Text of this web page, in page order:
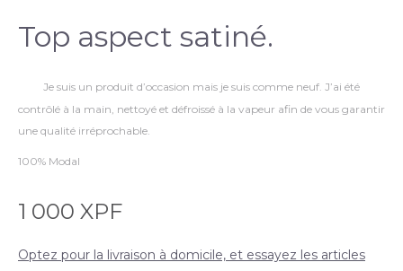
Top aspect satiné.
Je suis un produit d’occasion mais je suis comme neuf. J’ai été
contrôlé à la main, nettoyé et défroissé à la vapeur afin de vous garantir
une qualité irréprochable.
100% Modal
1 000 XPF
Optez pour la livraison à domicile, et essayez les articles